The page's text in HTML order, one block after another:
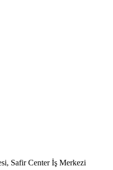
Safir Center İş Merkezi